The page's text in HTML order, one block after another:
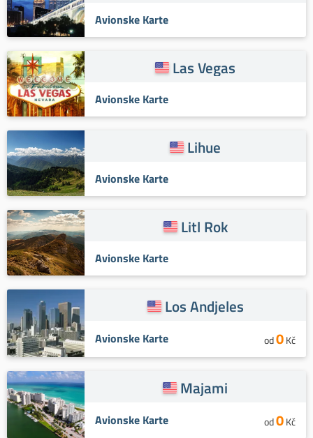
Avionske Karte
Las Vegas
Avionske Karte
Lihue
Avionske Karte
Litl Rok
Avionske Karte
Los Andjeles
Avionske Karte od0Kč
Majami
Avionske Karte od0Kč